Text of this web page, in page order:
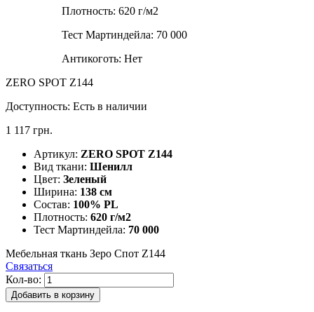
Плотность: 620 г/м2
Тест Мартиндейла: 70 000
Антикоготь: Нет
ZERO SPOT Z144
Доступность: Есть в наличии
1 117 грн.
Артикул: ZERO SPOT Z144
Вид ткани: Шенилл
Цвет: Зеленый
Ширина: 138 см
Состав: 100% PL
Плотность: 620 г/м2
Тест Мартиндейла: 70 000
Мебельная ткань Зеро Спот Z144
Связаться
Кол-во:
Добавить в корзину